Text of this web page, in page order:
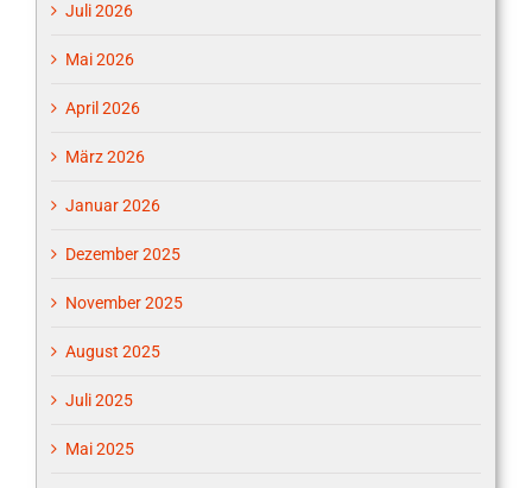
Juli 2026
Mai 2026
April 2026
März 2026
Januar 2026
Dezember 2025
November 2025
August 2025
Juli 2025
Mai 2025